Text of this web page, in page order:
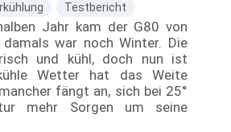
Testbericht
Jahr kam der G80 von
damals war noch Winter. Die
und kühl, doch nun ist
Wetter hat das Weite
fängt an, sich bei 25°
mehr Sorgen um seine